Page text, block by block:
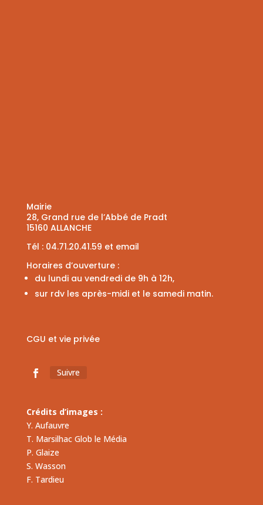
Mairie
28, Grand rue de l’Abbé de Pradt
15160 ALLANCHE
Tél : 04.71.20.41.59 et email
Horaires d’ouverture :
du lundi au vendredi de 9h à 12h,
sur rdv les après-midi et le samedi matin.
CGU et vie privée
Suivre
Crédits d’images :
Y. Aufauvre
T. Marsilhac Glob le Média
P. Glaize
S. Wasson
F. Tardieu